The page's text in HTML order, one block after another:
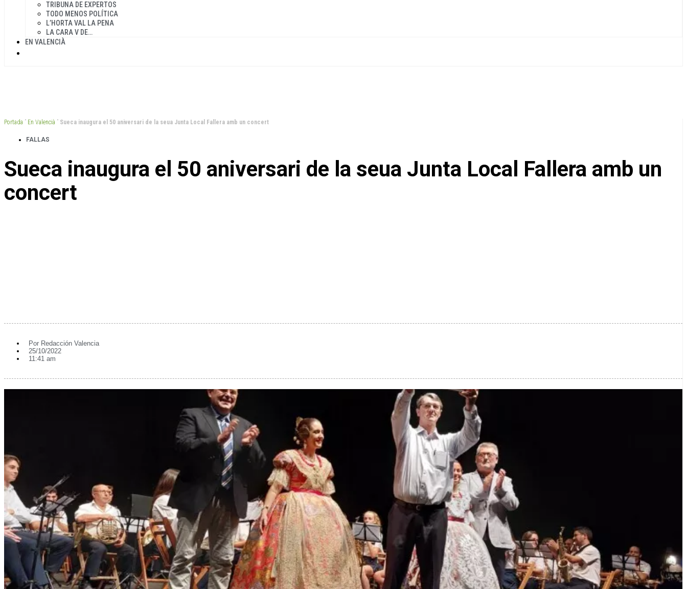
TRIBUNA DE EXPERTOS
TODO MENOS POLÍTICA
L’HORTA VAL LA PENA
LA CARA V DE…
EN VALENCIÀ
Portada ” En Valencià ” Sueca inaugura el 50 aniversari de la seua Junta Local Fallera amb un concert
FALLAS
Sueca inaugura el 50 aniversari de la seua Junta Local Fallera amb un
concert
Por Redacción Valencia
25/10/2022
11:41 am